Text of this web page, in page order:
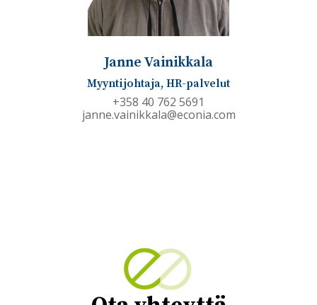
Janne Vainikkala
Myyntijohtaja, HR-palvelut
+358 40 762 5691
janne.vainikkala@econia.com